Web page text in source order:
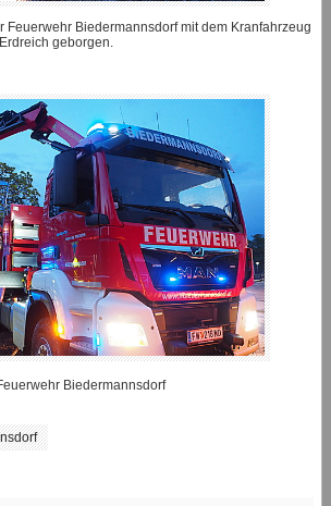
Feuerwehr Biedermannsdorf mit dem Kranfahrzeug
geborgen.
Biedermannsdorf